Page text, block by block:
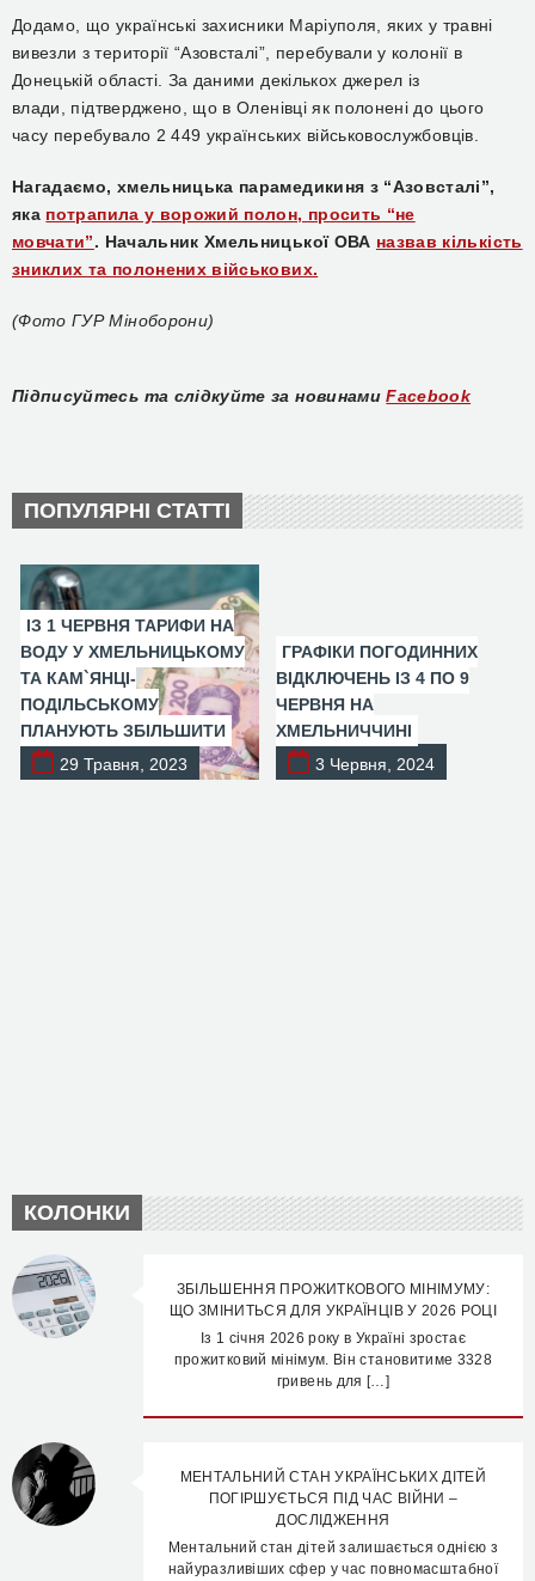
Додамо, що українські захисники Маріуполя, яких у травні
вивезли з території “Азовсталі”, перебувалиу колонії в
Донецькій області. За даними декількох джерел із
влади,
підтверджено , що в Оленівціяк полонені до цього
часу перебувало 2 449 українських військовослужбовців.
Нагадаємо, хмельницька парамедикиня з “Азовсталі”,
яка потрапила у ворожий полон, просить “не
мовчати”. Начальник Хмельницької ОВА назвав кількість
зниклих та полонених військових.
(Фото ГУР Міноборони)
Підписуйтесь та слідкуйте за новинами Facebook
ПОПУЛЯРНІ СТАТТІ
ІЗ 1 ЧЕРВНЯ ТАРИФИ НА
ВОДУ У ХМЕЛЬНИЦЬКОМУ
ТА КАМ`ЯНЦІ-
ПОДІЛЬСЬКОМУ
ПЛАНУЮТЬ ЗБІЛЬШИТИ
29 Травня, 2023
ГРАФІКИ ПОГОДИННИХ
ВІДКЛЮЧЕНЬ ІЗ 4 ПО 9
ЧЕРВНЯ НА
ХМЕЛЬНИЧЧИНІ
3 Червня, 2024
КОЛОНКИ
ЗБІЛЬШЕННЯ ПРОЖИТКОВОГО МІНІМУМУ:
ЩО ЗМІНИТЬСЯ ДЛЯ УКРАЇНЦІВ У 2026 РОЦІ
Із 1 січня 2026 року в Україні зростає
прожитковий мінімум. Він становитиме 3328
гривень для […]
МЕНТАЛЬНИЙ СТАН УКРАЇНСЬКИХ ДІТЕЙ
ПОГІРШУЄТЬСЯ ПІД ЧАС ВІЙНИ –
ДОСЛІДЖЕННЯ
Ментальний стан дітей залишається однією з
найуразливіших сфер у час повномасштабної